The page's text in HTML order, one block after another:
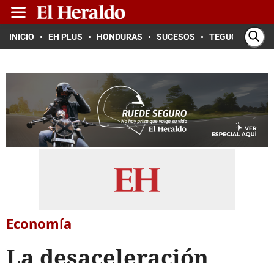
INICIO EH PLUS HONDURAS SUCESOS TEGUCIGALPA
Economía